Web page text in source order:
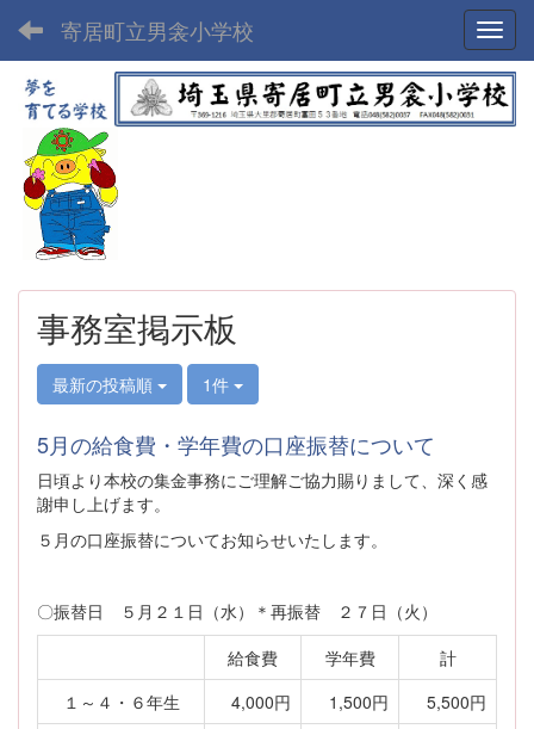
寄居町立男衾小学校
事務室掲示板
最新の投稿順 1件
5月の給食費・学年費の口座振替について
日頃より本校の集金事務にご理解ご協力賜りまして、深く感
謝申し上げます。
５月の口座振替についてお知らせいたします。
〇振替日 ５月２１日（水）＊再振替 ２７日（火）
給食費
学年費
計
１～４・６年生
4,000円 1,500円
5,500円